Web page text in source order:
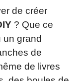
de créer
? Que ce
un grand
de
de livres